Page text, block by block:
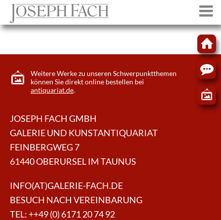
Weitere Werke zu unseren Schwerpunktthemen
können Sie direkt online bestellen bei
antiquariat.de.
JOSEPH FACH GMBH
GALERIE UND KUNSTANTIQUARIAT
FEINBERGWEG 7
61440 OBERURSEL IM TAUNUS
INFO(AT)GALERIE-FACH.DE
BESUCH NACH VEREINBARUNG
TEL: ++49 (0) 6171 20 74 92